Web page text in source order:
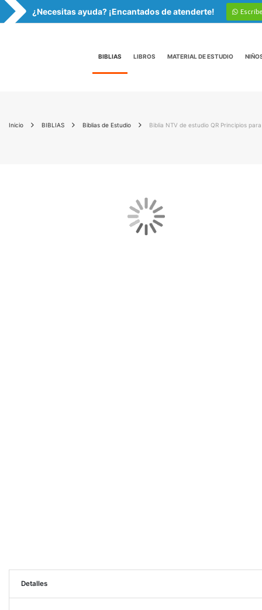
¿Necesitas ayuda? ¡Encantados de atenderte!
BIBLIAS LIBROS MATERIAL DE ESTUDIO
Inicio BIBLIAS Biblias de Estudio Biblia NTV de estudio QR Principios
Detalles